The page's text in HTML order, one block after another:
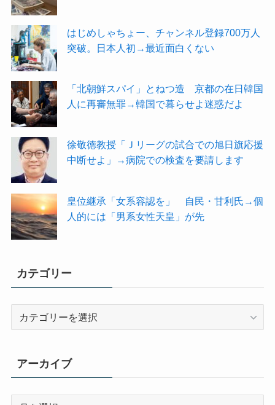
はじめしゃちょー、チャンネル登録700万人
突破。日本人初→最近面白くない
「北朝鮮スパイ」とねつ造 京都の在日韓国
人に再審無罪→韓国で暮らせよ迷惑だよ
徐敬徳教授「Ｊリーグの試合での旭日旗応援
中断せよ」→病院での検査を要請します
皇位継承「女系容認を」 自民・甘利氏→個
人的には「男系女性天皇」が先
カテゴリー
ー
アーカイブ